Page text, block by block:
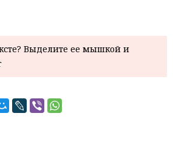
Выделите ее мышкой и